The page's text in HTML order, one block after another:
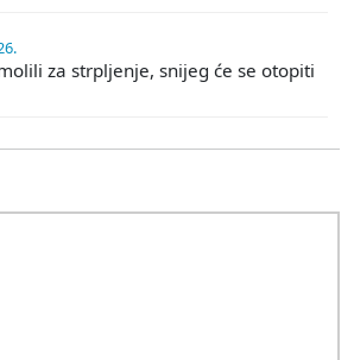
za strpljenje, snijeg će se otopiti